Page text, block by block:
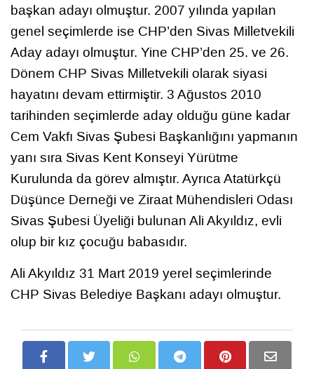
başkan adayı olmuştur. 2007 yılında yapılan
genel seçimlerde ise CHP’den Sivas Milletvekili
Aday adayı olmuştur. Yine CHP’den 25. ve 26.
Dönem CHP Sivas Milletvekili olarak siyasi
hayatını devam ettirmiştir. 3 Ağustos 2010
tarihinden seçimlerde aday olduğu güne kadar
Cem Vakfı Sivas Şubesi Başkanlığını yapmanın
yanı sıra Sivas Kent Konseyi Yürütme
Kurulunda da görev almıştır. Ayrıca Atatürkçü
Düşünce Derneği ve Ziraat Mühendisleri Odası
Sivas Şubesi Üyeliği bulunan Ali Akyıldız, evli
olup bir kız çocuğu babasıdır.
Ali Akyıldız 31 Mart 2019 yerel seçimlerinde
CHP Sivas Belediye Başkanı adayı olmuştur.